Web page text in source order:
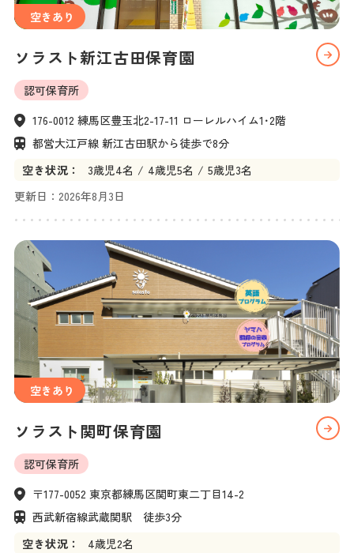
空きあり
ソラスト新江古田保育園
認可保育所
176-0012 練馬区豊玉北2-17-11 ローレルハイム1･2階
都営大江戸線 新江古田駅から徒歩で8分
空き状況：
3歳児4名 4歳児5名 5歳児3名
更新日： 2026年8月3日
空きあり
ソラスト関町保育園
認可保育所
〒177-0052 東京都練馬区関町東二丁目14-2
西武新宿線武蔵関駅　徒歩3分
空き状況：
4歳児2名